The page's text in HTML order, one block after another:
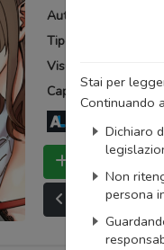
Stai per
Continuando
Dichiaro
Non
persona
Autore:
Tipo:
Visualizzazioni:
Capitoli totali: 4
Bookmark
Ultimo capitolo